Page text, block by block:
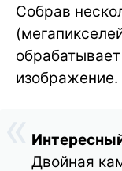
Собрав
изображение.
Двойная